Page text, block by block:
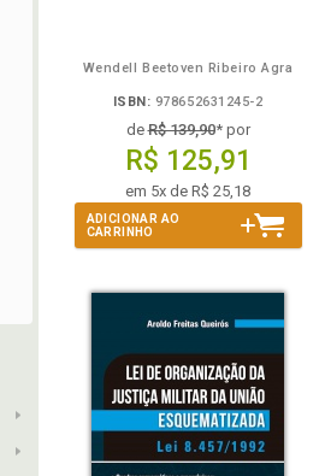
Wendell Beetoven Ribeiro Agra
ISBN: 978652631245-2
deR$ 139,90* por
R$ 125,91
em 5x de R$ 25,18
ADICIONAR AO
CARRINHO